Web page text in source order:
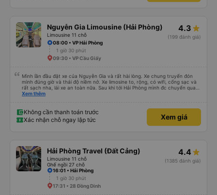
Nguyễn Gia Limousine (Hải Phòng)
Limousine 11 chỗ
4.3
(199 đánh giá)
08:00 • VP Hải Phòng
1 giờ 30 phút
09:30 • VP Cầu Giấy
Mình lần đầu đặt xe của Nguyễn Gia và rất hài lòng. Xe chung truyển đón
mình đúng giờ và thái độ niềm nở. Xe limosine to, rộng, có wifi, cổng sạc và
rất sạch nha, lái xe an toàn nữa. Sau khi tới Hải Phòng mình đc chuyển qua
xe trung chuyển ( vf6) sạch sẽ, thoải mái bạn lái xe rất nice. 1 trải nghiệm
Xem thêm
Không cần thanh toán trước
Xác nhận chỗ ngay lập tức
Xem giá
Hải Phòng Travel (Đất Cảng)
Limousine 11 chỗ
Ghế ngồi 27 chỗ
4.4
(1385 đánh giá)
16:01 • Hải Phòng
1 giờ 30 phút
17:31 • 28 Đồng Dinh